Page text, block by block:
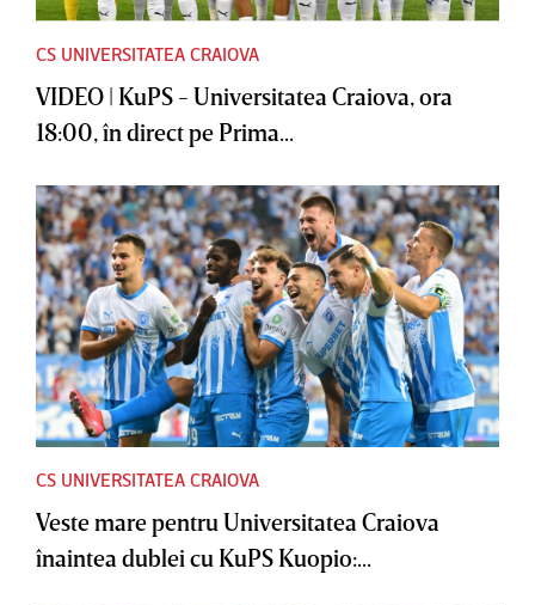
CS UNIVERSITATEA CRAIOVA
VIDEO | KuPS - Universitatea Craiova, ora
18:00, în direct pe Prima...
CS UNIVERSITATEA CRAIOVA
Veste mare pentru Universitatea Craiova
înaintea dublei cu KuPS Kuopio:...